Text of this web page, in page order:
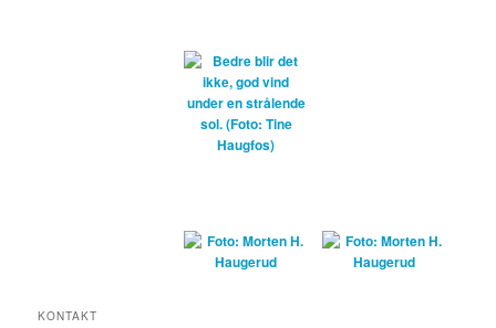
KONTAKT